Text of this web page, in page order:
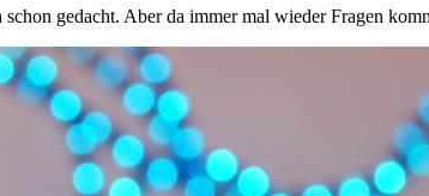
gedacht. Aber da immer mal wieder Fragen